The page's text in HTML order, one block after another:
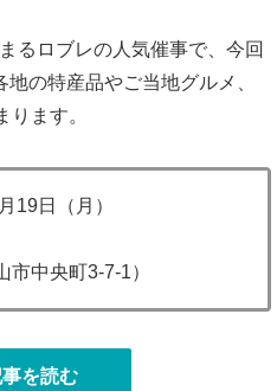
るロブレの人気催事で、今回
の特産品やご当地グルメ、
ます。
19日（月）
中央町3-7-1）
を読む